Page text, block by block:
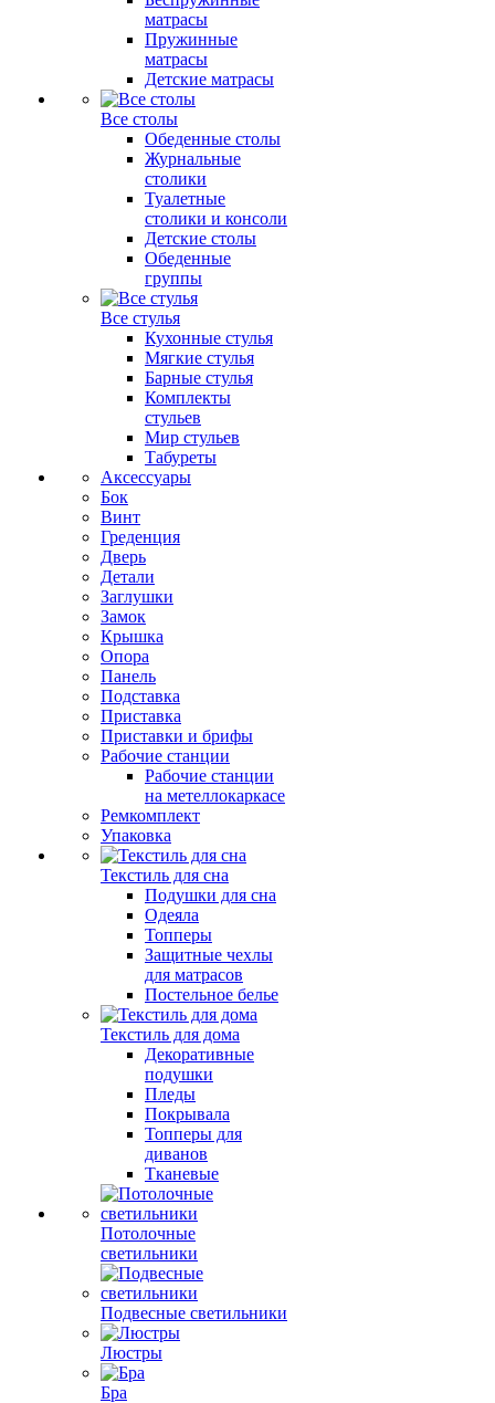
матрасы
Пружинные
матрасы
Детские матрасы
Все столы
Обеденные столы
Журнальные
столики
Туалетные
столики и консоли
Детские столы
Обеденные
группы
Все стулья
Кухонные стулья
Мягкие стулья
Барные стулья
Комплекты
стульев
Мир стульев
Табуреты
Аксессуары
Бок
Винт
Греденция
Дверь
Детали
Заглушки
Замок
Крышка
Опора
Панель
Подставка
Приставка
Приставки и брифы
Рабочие станции
Рабочие станции
на метеллокаркасе
Ремкомплект
Упаковка
Текстиль для сна
Подушки для сна
Одеяла
Топперы
Защитные чехлы
для матрасов
Постельное белье
Текстиль для дома
Декоративные
подушки
Пледы
Покрывала
Топперы для
диванов
Тканевые
Потолочные
светильники
Подвесные светильники
Люстры
Бра